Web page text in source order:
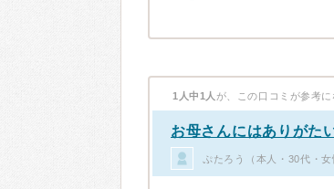
1人中1人 が、この口コミが参考
お母さんにはありがた
ぷたろう（本人・30代・